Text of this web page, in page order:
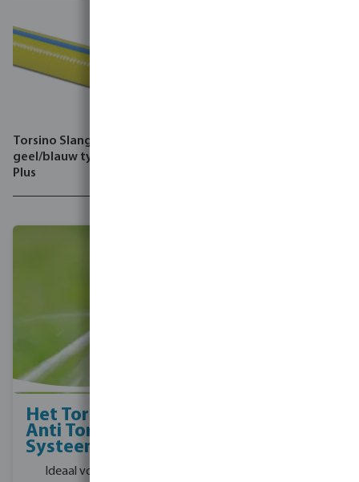
Torsino Slang PVC
geel/blauw type Torsino
Plus
Het Torsino+
Anti Torsion
Systeem
Ideaal voor